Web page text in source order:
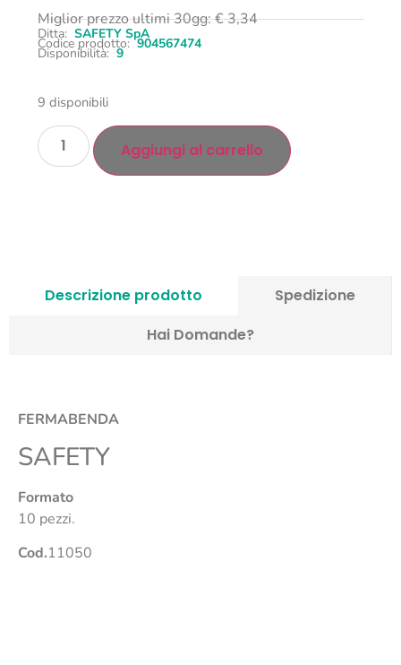
Miglior prezzo ultimi 30gg:€3,34
Ditta: SAFETY SpA
Codice prodotto: 904567474
Disponibilità: 9
9 disponibili
Aggiungi al carrello
Descrizione prodotto
Spedizione
Hai Domande?
FERMABENDA
SAFETY
Formato
10 pezzi.
Cod.11050